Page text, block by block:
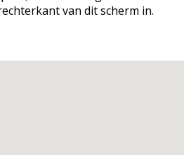
van dit scherm in.